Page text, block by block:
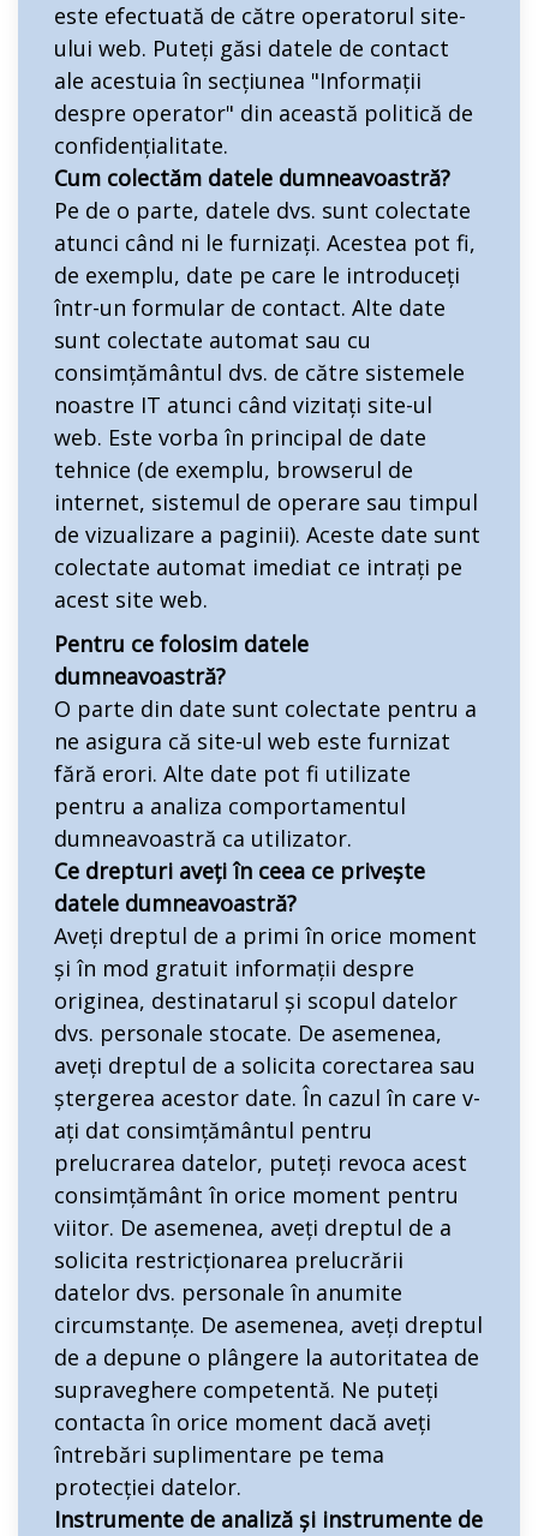
este efectuată de către operatorul site-
ului web. Puteți găsi datele de contact
ale acestuia în secțiunea "Informații
despre operator" din această politică de
confidențialitate.
Cum colectăm datele dumneavoastră?
Pe de o parte, datele dvs. sunt colectate
atunci când ni le furnizați. Acestea pot fi,
de exemplu, date pe care le introduceți
într-un formular de contact. Alte date
sunt colectate automat sau cu
consimțământul dvs. de către sistemele
noastre IT atunci când vizitați site-ul
web. Este vorba în principal de date
tehnice (de exemplu, browserul de
internet, sistemul de operare sau timpul
de vizualizare a paginii). Aceste date sunt
colectate automat imediat ce intrați pe
acest site web.
Pentru ce folosim datele
dumneavoastră?
O parte din date sunt colectate pentru a
ne asigura că site-ul web este furnizat
fără erori. Alte date pot fi utilizate
pentru a analiza comportamentul
dumneavoastră ca utilizator.
Ce drepturi aveți în ceea ce privește
datele dumneavoastră?
Aveți dreptul de a primi în orice moment
și în mod gratuit informații despre
originea, destinatarul și scopul datelor
dvs. personale stocate. De asemenea,
aveți dreptul de a solicita corectarea sau
ștergerea acestor date. În cazul în care v-
ați dat consimțământul pentru
prelucrarea datelor, puteți revoca acest
consimțământ în orice moment pentru
viitor. De asemenea, aveți dreptul de a
solicita restricționarea prelucrării
datelor dvs. personale în anumite
circumstanțe. De asemenea, aveți dreptul
de a depune o plângere la autoritatea de
supraveghere competentă. Ne puteți
contacta în orice moment dacă aveți
întrebări suplimentare pe tema
protecției datelor.
Instrumente de analiză și instrumente de